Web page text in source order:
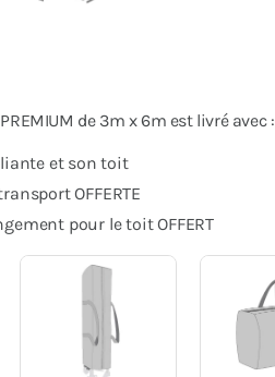
de 3m x 6m est livré avec :
et son toit
OFFERTE
pour le toit OFFERT